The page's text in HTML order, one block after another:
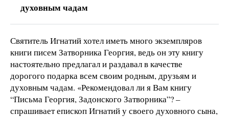
духовным чадам
Святитель Игнатий хотел иметь много экземпляров
книги писем Затворника Георгия, ведь он эту книгу
настоятельно предлагал и раздавал в качестве
дорогого подарка всем своим родным, друзьям и
духовным чадам. «Рекомендовал ли я Вам книгу
“Письма Георгия, Задонского Затворника”? –
спрашивает епископ Игнатий у своего духовного сына,